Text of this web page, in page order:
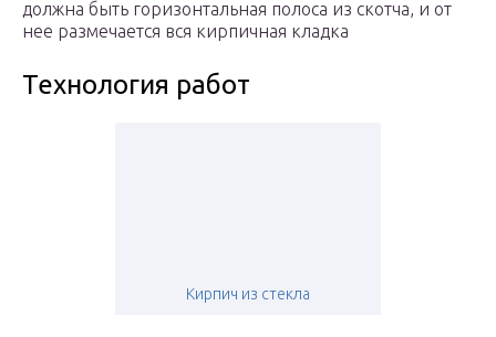
должна быть горизонтальная полоса из скотча, и от
нее размечается вся кирпичная кладка
Технология работ
Кирпич из стекла